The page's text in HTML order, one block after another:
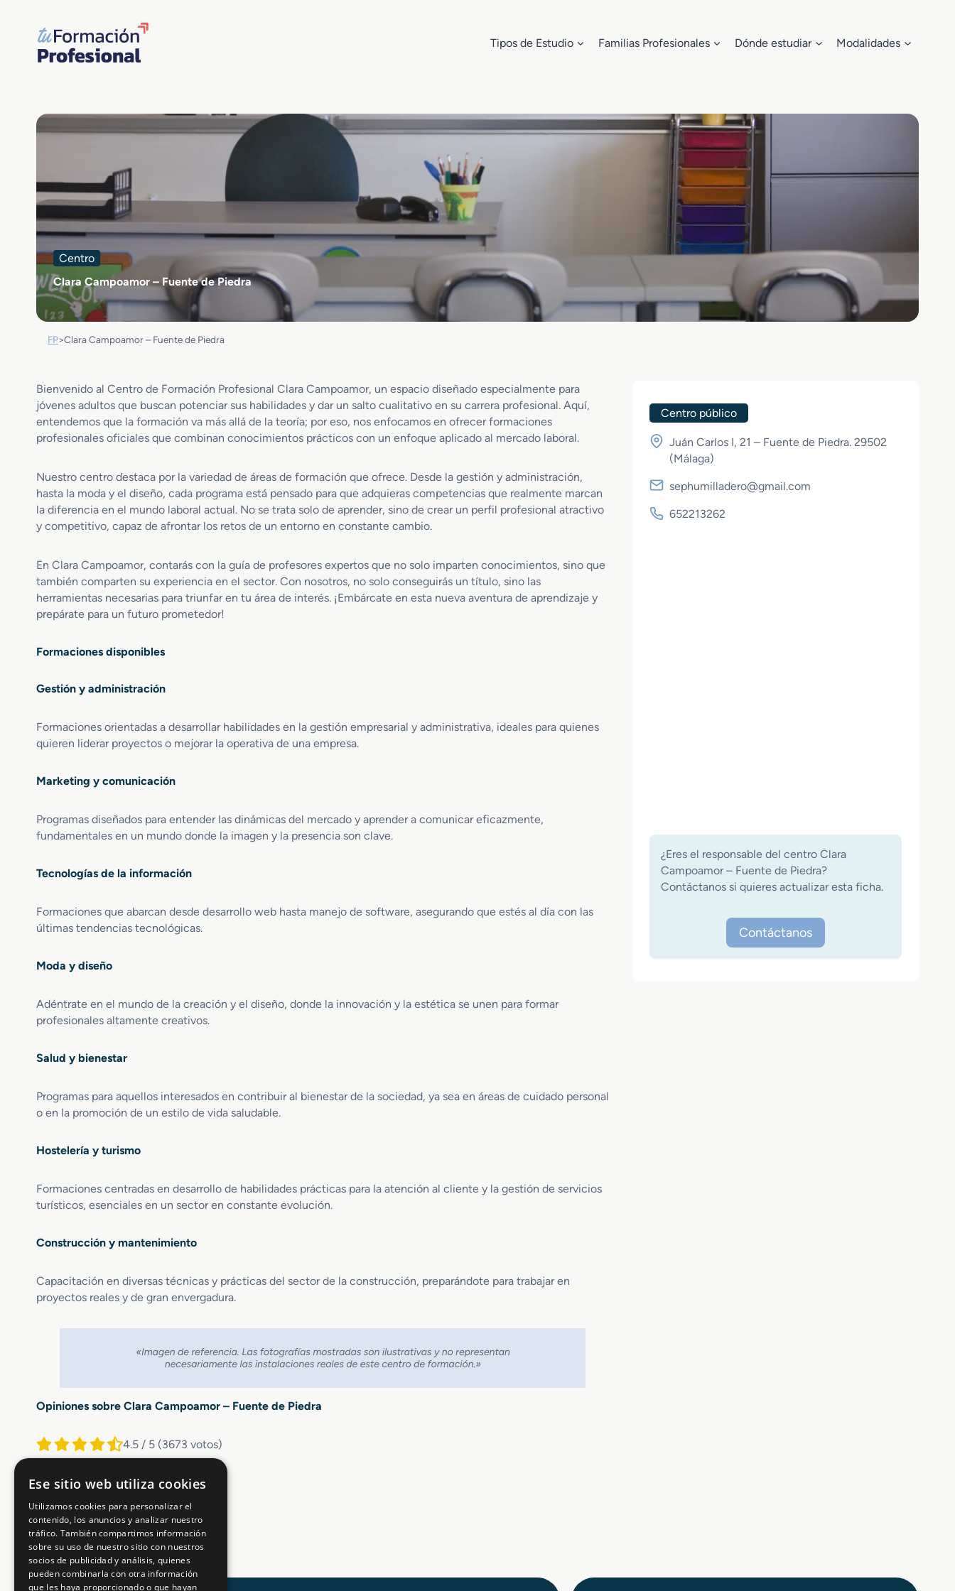
contenido
Tipos de Estudio Familias Profesionales Dónde estudiar Modalidades
Centro
Clara Campoamor – Fuente de Piedra
FP>Clara Campoamor – Fuente de Piedra
Bienvenido al Centro de Formación Profesional Clara Campoamor, un espacio diseñado especialmente para
jóvenes adultos que buscan potenciar sus habilidades y dar un salto cualitativo en su carrera profesional. Aquí,
entendemos que la formación va más allá de la teoría; por eso, nos enfocamos en ofrecer formaciones
profesionales oficiales que combinan conocimientos prácticos con un enfoque aplicado al mercado laboral.
Nuestro centro destaca por la variedad de áreas de formación que ofrece. Desde la gestión y administración,
hasta la moda y el diseño, cada programa está pensado para que adquieras competencias que realmente marcan
la diferencia en el mundo laboral actual. No se trata solo de aprender, sino de crear un perfil profesional atractivo
y competitivo, capaz de afrontar los retos de un entorno en constante cambio.
En Clara Campoamor, contarás con la guía de profesores expertos que no solo imparten conocimientos, sino que
también comparten su experiencia en el sector. Con nosotros, no solo conseguirás un título, sino las
herramientas necesarias para triunfar en tu área de interés. ¡Embárcate en esta nueva aventura de aprendizaje y
prepárate para un futuro prometedor!
Formaciones disponibles
Gestión y administración
Formaciones orientadas a desarrollar habilidades en la gestión empresarial y administrativa, ideales para quienes
quieren liderar proyectos o mejorar la operativa de una empresa.
Marketing y comunicación
Programas diseñados para entender las dinámicas del mercado y aprender a comunicar eficazmente,
fundamentales en un mundo donde la imagen y la presencia son clave.
Tecnologías de la información
Formaciones que abarcan desde desarrollo web hasta manejo de software, asegurando que estés al día con las
últimas tendencias tecnológicas.
Moda y diseño
Adéntrate en el mundo de la creación y el diseño, donde la innovación y la estética se unen para formar
profesionales altamente creativos.
Salud y bienestar
Programas para aquellos interesados en contribuir al bienestar de la sociedad, ya sea en áreas de cuidado personal
o en la promoción de un estilo de vida saludable.
Hostelería y turismo
Formaciones centradas en desarrollo de habilidades prácticas para la atención al cliente y la gestión de servicios
turísticos, esenciales en un sector en constante evolución.
Construcción y mantenimiento
Capacitación en diversas técnicas y prácticas del sector de la construcción, preparándote para trabajar en
proyectos reales y de gran envergadura.
Opiniones sobre Clara Campoamor – Fuente de Piedra
4.5 / 5 (3673 votos)
Centro público
Juán Carlos I, 21 – Fuente de Piedra. 29502
(Málaga)
sephumilladero@gmail.com
652213262
¿Eres el responsable del centro Clara
Campoamor – Fuente de Piedra?
Contáctanos si quieres actualizar esta ficha.
Contáctanos
Ese sitio web utiliza cookies
Utilizamos cookies para personalizar el
contenido, los anuncios y analizar nuestro
tráfico. También compartimos información
sobre su uso de nuestro sitio con nuestros
socios de publicidad y análisis, quienes
pueden combinarla con otra información
que les haya proporcionado o que hayan